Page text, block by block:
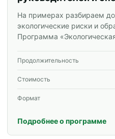
На примерах разбираем
экологические риски и
Программа
корпоративных групп.
Продолжительность
Стоимость
Формат
Подробнее о программе